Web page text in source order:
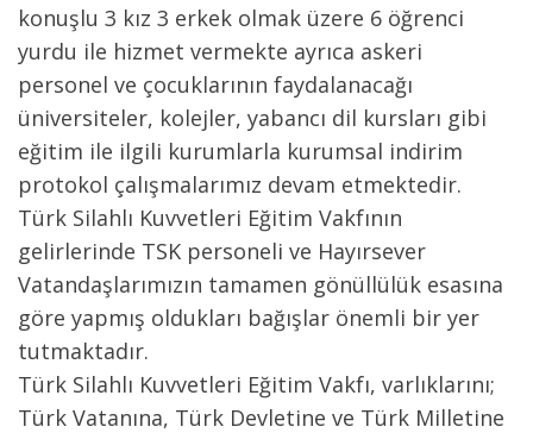
konuşlu 3 kız 3 er­kek olmak üzere 6 öğrenci
yurdu ile hizmet vermekte ayrıca askeri
personel ve çocuklarının faydalanacağı
üniversiteler, kolej­ler, yabancı dil kursları gibi
eğitim ile ilgili kurumlarla kurumsal indirim
protokol çalışmalarımız devam etmektedir.
Türk Si­lahlı Kuvvetleri Eğitim Vakfının
gelirlerinde TSK personeli ve Hayırsever
Vatandaşlarımızın tamamen gönüllülük esasına
göre yapmış oldukları bağışlar önemli bir yer
tutmaktadır.
Türk Silahlı Kuvvetleri Eğitim Vakfı, varlıklarını;
Türk Vatanına, Türk Devletine ve Türk Milletine